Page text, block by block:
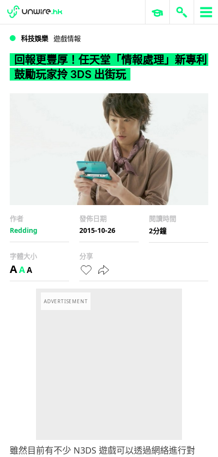
WWDC 2026 ERP 與商業 AI
科技娛樂 遊戲情報
回報更豐厚！任天堂「情報處理」新專利
鼓勵玩家拎 3DS 出街玩
作者
Redding
發佈日期
2015-10-26
閱讀時間
2分鐘
字體大小
AAA
分享
ADVERTISEMENT
雖然目前有不少 N3DS 遊戲可以透過網絡進行對